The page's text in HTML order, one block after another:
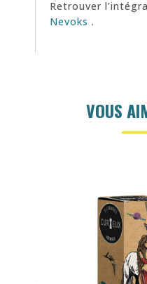
Retrouver
Nevoks .
VOUS